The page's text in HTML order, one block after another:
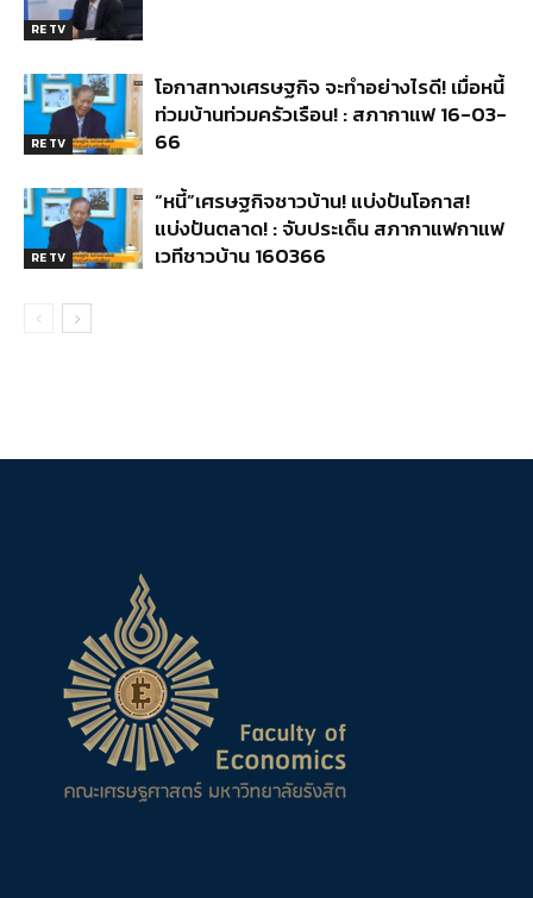
RE TV
RE TV
โอกาสทางเศรษฐกิจ จะทำอย่างไรดี! เมื่อหนี้
ท่วมบ้านท่วมครัวเรือน! : สภากาแฟ 16-03-
66
RE TV
“หนี้”เศรษฐกิจชาวบ้าน! แบ่งปันโอกาส!
แบ่งปันตลาด! : จับประเด็น สภากาแฟกาแฟ
เวทีชาวบ้าน 160366